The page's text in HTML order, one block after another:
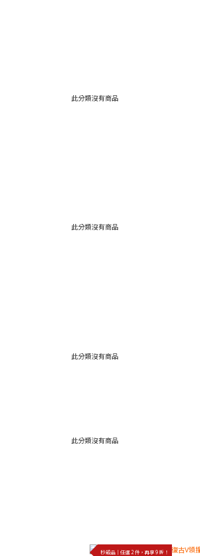
此分類沒有商品
此分類沒有商品
此分類沒有商品
此分類沒有商品
秒殺品｜任選 2 件，再享 9 折！